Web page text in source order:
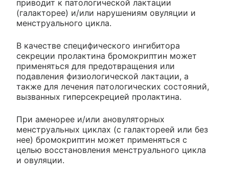
приводит к патологической лактации
(галакторее) и/или нарушениям овуляции и
менструального цикла.
В качестве специфического ингибитора
секреции пролактина бромокриптин может
применяться для предотвращения или
подавления физиологической лактации, а
также для лечения патологических состояний,
вызванных гиперсекрецией пролактина.
При аменорее и/или ановуляторных
менструальных циклах (с галактореей или без
нее) бромокриптин может применяться с
целью восстановления менструального цикла
и овуляции.